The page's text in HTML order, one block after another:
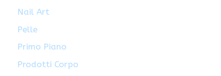
Nail Art
Pelle
Primo Piano
Prodotti Corpo